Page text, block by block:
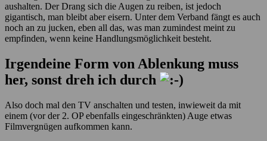
aushalten. Der Drang sich die Augen zu reiben, ist jedoch
gigantisch, man bleibt aber eisern. Unter dem Verband fängt es auch
noch an zu jucken, eben all das, was man zumindest meint zu
empfinden, wenn keine Handlungsmöglichkeit besteht.
Irgendeine Form von Ablenkung muss
her, sonst dreh ich durch
Also doch mal den TV anschalten und testen, inwieweit da mit
einem (vor der 2. OP ebenfalls eingeschränkten) Auge etwas
Filmvergnügen aufkommen kann.